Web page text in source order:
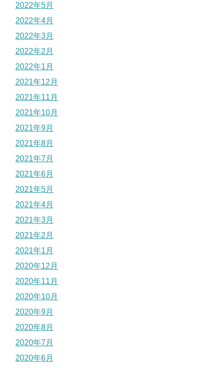
2022年5月
2022年4月
2022年3月
2022年2月
2022年1月
2021年12月
2021年11月
2021年10月
2021年9月
2021年8月
2021年7月
2021年6月
2021年5月
2021年4月
2021年3月
2021年2月
2021年1月
2020年12月
2020年11月
2020年10月
2020年9月
2020年8月
2020年7月
2020年6月